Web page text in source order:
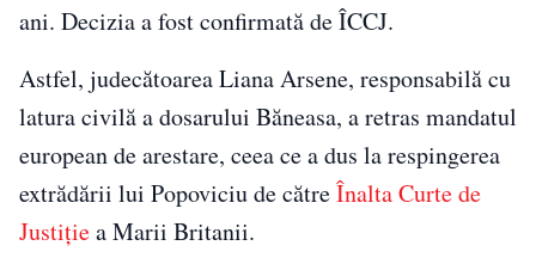
ani. Decizia a fost confirmată de ÎCCJ.
Astfel, judecătoarea Liana Arsene, responsabilă cu
latura civilă a dosarului Băneasa, a retras mandatul
european de arestare, ceea ce a dus la respingerea
extrădării lui Popoviciu de cătreÎnalta Curte de
Justițiea Marii Britanii.